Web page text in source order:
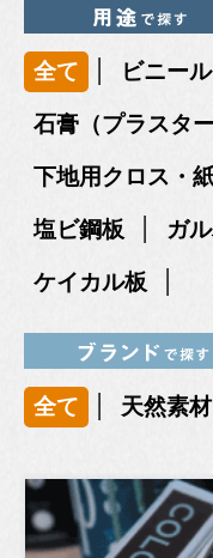
全て | ビニー
石膏（プラスタ
下地用クロス・
塩ビ鋼板 | ガ
ケイカル板 |
全て | 天然素材